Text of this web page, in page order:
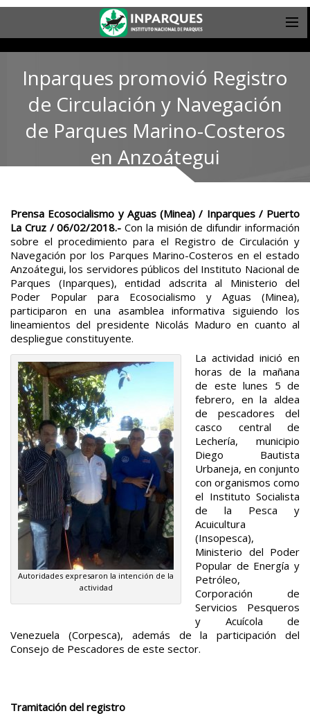
Inparques promovió Registro
de Circulación y Navegación
de Parques Marino-Costeros
en Anzoátegui
Prensa Ecosocialismo y Aguas (Minea) / Inparques / Puerto
La Cruz / 06/02/2018.- Con la misión de difundir información
sobre el procedimiento para el Registro de Circulación y
Navegación por los Parques Marino-Costeros en el estado
Anzoátegui, los servidores públicos del Instituto Nacional de
Parques (Inparques), entidad adscrita al Ministerio del
Poder Popular para Ecosocialismo y Aguas (Minea),
participaron en una asamblea informativa siguiendo los
lineamientos del presidente Nicolás Maduro en cuanto al
despliegue constituyente.
Autoridades expresaron la intención de la
actividad
La actividad inició en
horas de la mañana
de este lunes 5 de
febrero, en la aldea
de pescadores del
casco central de
Lechería, municipio
Diego Bautista
Urbaneja, en conjunto
con organismos como
el Instituto Socialista
de la Pesca y
Acuicultura
(Insopesca),
Ministerio del Poder
Popular de Energía y
Petróleo,
Corporación de
Servicios Pesqueros
y Acuícola de
Venezuela (Corpesca), además de la participación del
Consejo de Pescadores de este sector.
Tramitación del registro